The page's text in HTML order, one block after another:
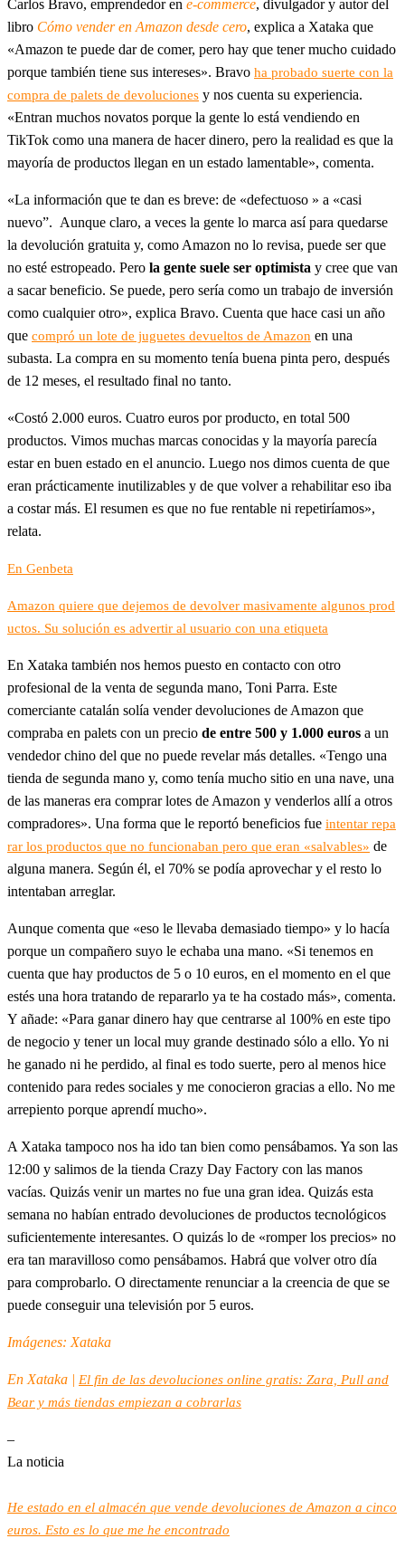
Carlos Bravo, emprendedor en e-commerce, divulgador y autor del
libro Cómo vender en Amazon desde cero, explica a Xataka que
«Amazon te puede dar de comer, pero hay que tener mucho cuidado
porque también tiene sus intereses». Bravo ha probado suerte con la
compra de palets de devoluciones y nos cuenta su experiencia.
«Entran muchos novatos porque la gente lo está vendiendo en
TikTok como una manera de hacer dinero, pero la realidad es que la
mayoría de productos llegan en un estado lamentable», comenta.
«La información que te dan es breve: de «defectuoso » a «casi
nuevo”. Aunque claro, a veces la gente lo marca así para quedarse
la devolución gratuita y, como Amazon no lo revisa, puede ser que
no esté estropeado. Pero la gente suele ser optimista y cree que van
a sacar beneficio. Se puede, pero sería como un trabajo de inversión
como cualquier otro», explica Bravo. Cuenta que hace casi un año
que compró un lote de juguetes devueltos de Amazon en una
subasta. La compra en su momento tenía buena pinta pero, después
de 12 meses, el resultado final no tanto.
«Costó 2.000 euros. Cuatro euros por producto, en total 500
productos. Vimos muchas marcas conocidas y la mayoría parecía
estar en buen estado en el anuncio. Luego nos dimos cuenta de que
eran prácticamente inutilizables y de que volver a rehabilitar eso iba
a costar más. El resumen es que no fue rentable ni repetiríamos»,
relata.
En Genbeta
Amazon quiere que dejemos de devolver masivamente algunos prod
uctos. Su solución es advertir al usuario con una etiqueta
En Xataka también nos hemos puesto en contacto con otro
profesional de la venta de segunda mano, Toni Parra. Este
comerciante catalán solía vender devoluciones de Amazon que
compraba en palets con un precio de entre 500 y 1.000 euros a un
vendedor chino del que no puede revelar más detalles. «Tengo una
tienda de segunda mano y, como tenía mucho sitio en una nave, una
de las maneras era comprar lotes de Amazon y venderlos allí a otros
compradores». Una forma que le reportó beneficios fue intentar repa
rar los productos que no funcionaban pero que eran «salvables» de
alguna manera. Según él, el 70% se podía aprovechar y el resto lo
intentaban arreglar.
Aunque comenta que «eso le llevaba demasiado tiempo» y lo hacía
porque un compañero suyo le echaba una mano. «Si tenemos en
cuenta que hay productos de 5 o 10 euros, en el momento en el que
estés una hora tratando de repararlo ya te ha costado más», comenta.
Y añade: «Para ganar dinero hay que centrarse al 100% en este tipo
de negocio y tener un local muy grande destinado sólo a ello. Yo ni
he ganado ni he perdido, al final es todo suerte, pero al menos hice
contenido para redes sociales y me conocieron gracias a ello. No me
arrepiento porque aprendí mucho».
A Xataka tampoco nos ha ido tan bien como pensábamos. Ya son las
12:00 y salimos de la tienda Crazy Day Factory con las manos
vacías. Quizás venir un martes no fue una gran idea. Quizás esta
semana no habían entrado devoluciones de productos tecnológicos
suficientemente interesantes. O quizás lo de «romper los precios» no
era tan maravilloso como pensábamos. Habrá que volver otro día
para comprobarlo. O directamente renunciar a la creencia de que se
puede conseguir una televisión por 5 euros.
Imágenes: Xataka
En Xataka | El fin de las devoluciones online gratis: Zara, Pull and
Bear y más tiendas empiezan a cobrarlas
–
La noticia
He estado en el almacén que vende devoluciones de Amazon a cinco
euros. Esto es lo que me he encontrado